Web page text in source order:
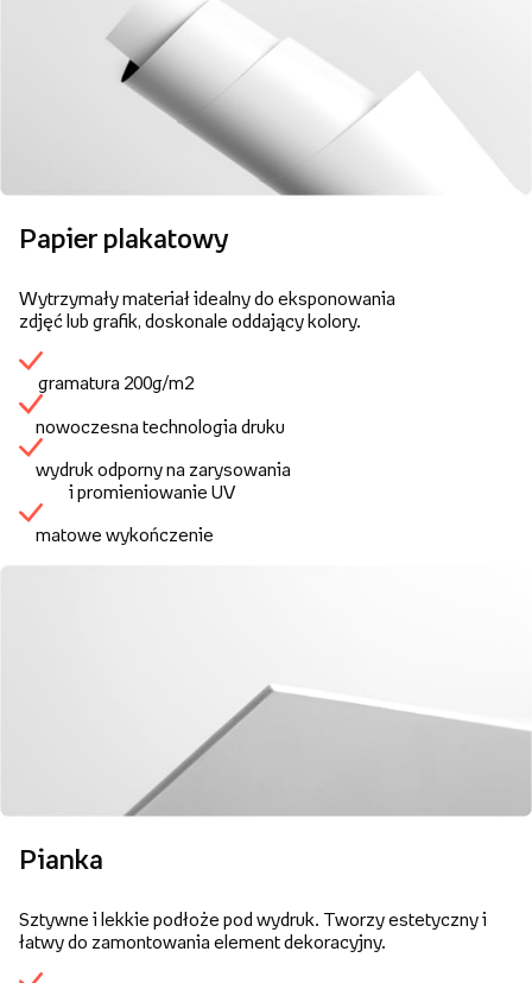
Papier plakatowy
Wytrzymały materiał idealny do eksponowania
zdjęć lub grafik, doskonale oddający kolory.
gramatura 200g/m2
nowoczesna technologia druku
wydruk odporny na zarysowania
i promieniowanie UV
matowe wykończenie
Pianka
Sztywne i lekkie podłoże pod wydruk. Tworzy estetyczny i
łatwy do zamontowania element dekoracyjny.